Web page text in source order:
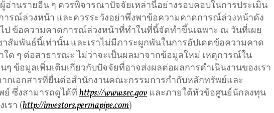
อ่านรายอื่น ๆ ควรพิจารณาปัจจัยเหล่านี้อย่างรอบคอบในการประเมิน
รณ์ล่วงหน้า และควรระวังอย่าพึ่งพาข้อความคาดการณ์ล่วงหน้าดัง
ป ข้อความคาดการณ์ล่วงหน้าที่ทําในที่นี้จัดทําขึ้นเฉพาะ ณ วันที่เผย
สัมพันธ์นี้เท่านั้น และเราไม่มีภาระผูกพันในการอัปเดตข้อความคาด
ด ๆ ต่อสาธารณะ ไม่ว่าจะเป็นผลมาจากข้อมูลใหม่ เหตุการณ์ใน
ๆ ข้อมูลเพิ่มเติมเกี่ยวกับปัจจัยที่อาจส่งผลต่อผลการดําเนินงานของเรา
กเอกสารที่ยื่นต่อสํานักงานคณะกรรมการกํากับหลักทรัพย์และ
ซึ่งสามารถดูได้ที่https://www.sec.gov และภายใต้หัวข้อศูนย์นักลงทุน
รา (http://investors.permapipe.com)